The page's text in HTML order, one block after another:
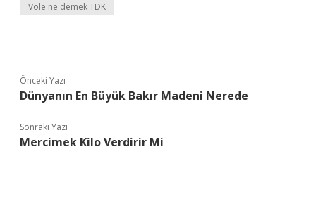
Vole ne demek TDK
Önceki Yazı
Dünyanın En Büyük Bakır Madeni Nerede
Sonraki Yazı
Mercimek Kilo Verdirir Mi